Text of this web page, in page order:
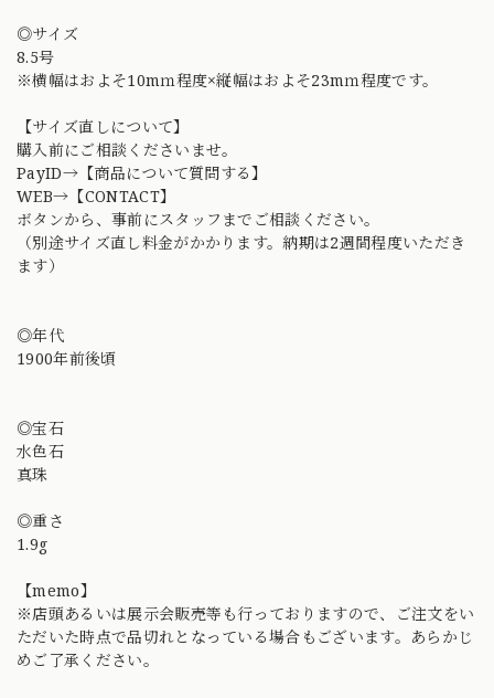
◎サイズ
8.5号
※横幅はおよそ10mｍ程度×縦幅はおよそ23mｍ程度です。
【サイズ直しについて】
購入前にご相談くださいませ。
PayID→【商品について質問する】
WEB→【CONTACT】
ボタンから、事前にスタッフまでご相談ください。
（別途サイズ直し料金がかかります。納期は2週間程度いただき
ます）
◎年代
1900年前後頃
◎宝石
水色石
真珠
◎重さ
1.9g
【memo】
※店頭あるいは展示会販売等も行っておりますので、ご注文をい
ただいた時点で品切れとなっている場合もございます。あらかじ
めご了承ください。